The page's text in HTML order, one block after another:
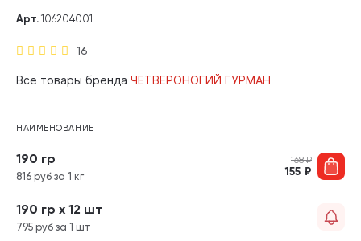
16
Арт. 106204001
Все товары бренда ЧЕТВЕРОНОГИЙ ГУРМАН
НАИМЕНОВАНИЕ
190 гр
816 руб за 1 кг
168₽
155 ₽
190 гр х 12 шт
795 руб за 1 шт